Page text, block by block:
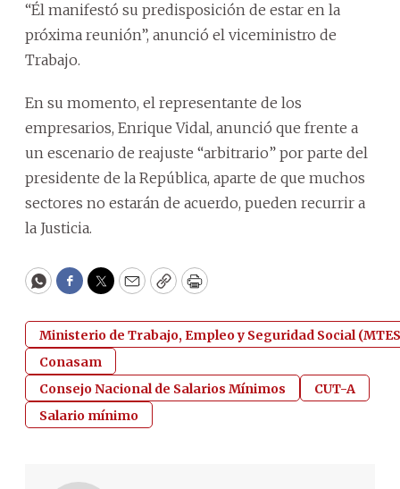
“Él manifestó su predisposición de estar en la
próxima reunión”, anunció el viceministro de
Trabajo.
En su momento, el representante de los
empresarios, Enrique Vidal, anunció que frente a
un escenario de reajuste “arbitrario” por parte del
presidente de la República, aparte de que muchos
sectores no estarán de acuerdo, pueden recurrir a
la Justicia.
WhatsApp
Facebook
Twitter
EmailCopyPrint
Ministerio de Trabajo, Empleo y Seguridad Social
Conasam
Consejo Nacional de Salarios Mínimos
CUT-A
Salario mínimo